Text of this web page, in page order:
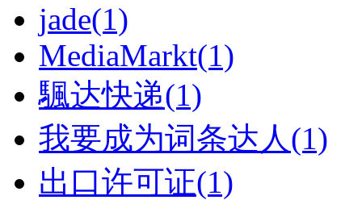
jade(1)
MediaMarkt(1)
颿达快递(1)
我要成为词条达人(1)
出口许可证(1)